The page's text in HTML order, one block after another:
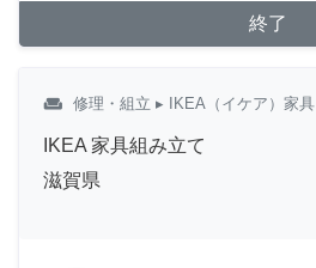
終了
weekend 修理・組立 ▸ IKEA（イケア）家具
IKEA 家具組み立て
滋賀県